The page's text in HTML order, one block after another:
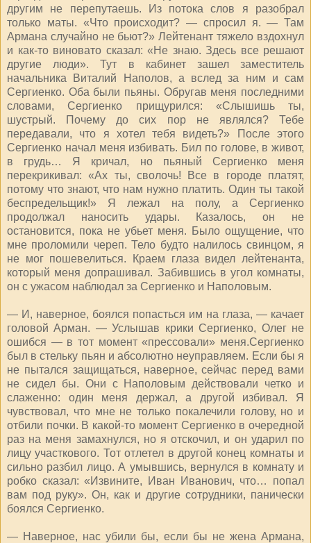
другим не перепутаешь. Из потока слов я разобрал
только маты. «Что происходит? — спросил я. — Там
Армана случайно не бьют?» Лейтенант тяжело вздохнул
и как-то виновато сказал: «Не знаю. Здесь все решают
другие люди». Тут в кабинет зашел заместитель
начальника Виталий Наполов, а вслед за ним и сам
Сергиенко. Оба были пьяны. Обругав меня последними
словами, Сергиенко прищурился: «Слышишь ты,
шустрый. Почему до сих пор не являлся? Тебе
передавали, что я хотел тебя видеть?» После этого
Сергиенко начал меня избивать. Бил по голове, в живот,
в грудь… Я кричал, но пьяный Сергиенко меня
перекрикивал: «Ах ты, сволочь! Все в городе платят,
потому что знают, что нам нужно платить. Один ты такой
беспредельщик!» Я лежал на полу, а Сергиенко
продолжал наносить удары. Казалось, он не
остановится, пока не убьет меня. Было ощущение, что
мне проломили череп. Тело будто налилось свинцом, я
не мог пошевелиться. Краем глаза видел лейтенанта,
который меня допрашивал. Забившись в угол комнаты,
он с ужасом наблюдал за Сергиенко и Наполовым.
— И, наверное, боялся попасться им на глаза, — качает
головой Арман. — Услышав крики Сергиенко, Олег не
ошибся — в тот момент «прессовали» меня.Сергиенко
был в стельку пьян и абсолютно неуправляем. Если бы я
не пытался защищаться, наверное, сейчас перед вами
не сидел бы. Они с Наполовым действовали четко и
слаженно: один меня держал, а другой избивал. Я
чувствовал, что мне не только покалечили голову, но и
отбили почки. В какой-то момент Сергиенко в очередной
раз на меня замахнулся, но я отскочил, и он ударил по
лицу участкового. Тот отлетел в другой конец комнаты и
сильно разбил лицо. А умывшись, вернулся в комнату и
робко сказал: «Извините, Иван Иванович, что… попал
вам под руку». Он, как и другие сотрудники, панически
боялся Сергиенко.
— Наверное, нас убили бы, если бы не жена Армана,